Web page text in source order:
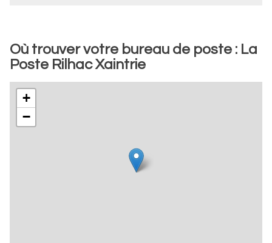
Où trouver votre bureau de poste : La
Poste Rilhac Xaintrie
+
−